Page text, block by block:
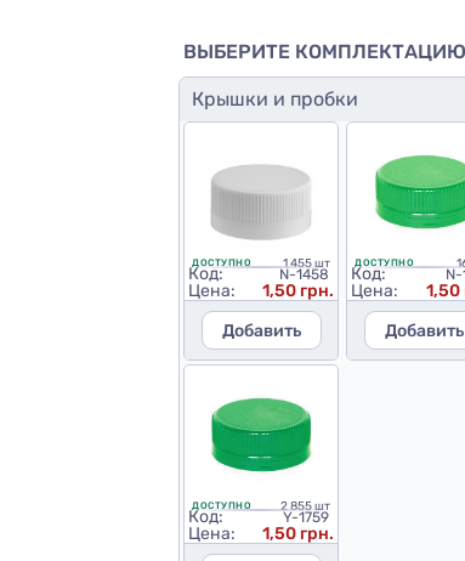
ВЫБЕРИТЕ КОМПЛЕКТАЦИЮ
Крышки и пробки
ДОСТУПНО 1 455 шт
Код: N-1458
Цена:
1,50 грн.
Добавить
ДОСТУПНО
Код: N-
Цена:
1,50
Добавить
ДОСТУПНО 2 855 шт
Код: Y-1759
Цена:
1,50 грн.